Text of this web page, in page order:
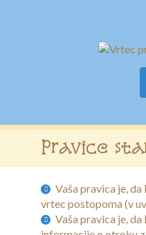
Domov
Za starše
Obrazci
Pravice
Vaša pravica je,
vrtec postopoma (v
Vaša pravica je,